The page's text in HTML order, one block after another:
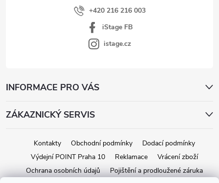
+420 216 216 003
iStage FB
istage.cz
INFORMACE PRO VÁS
ZÁKAZNICKÝ SERVIS
Kontakty Obchodní podmínky
Dodací podmínky
Výdejní POINT Praha 10
Reklamace
Vrácení zboží
Ochrana osobních údajů
Pojištění a prodloužené záruka